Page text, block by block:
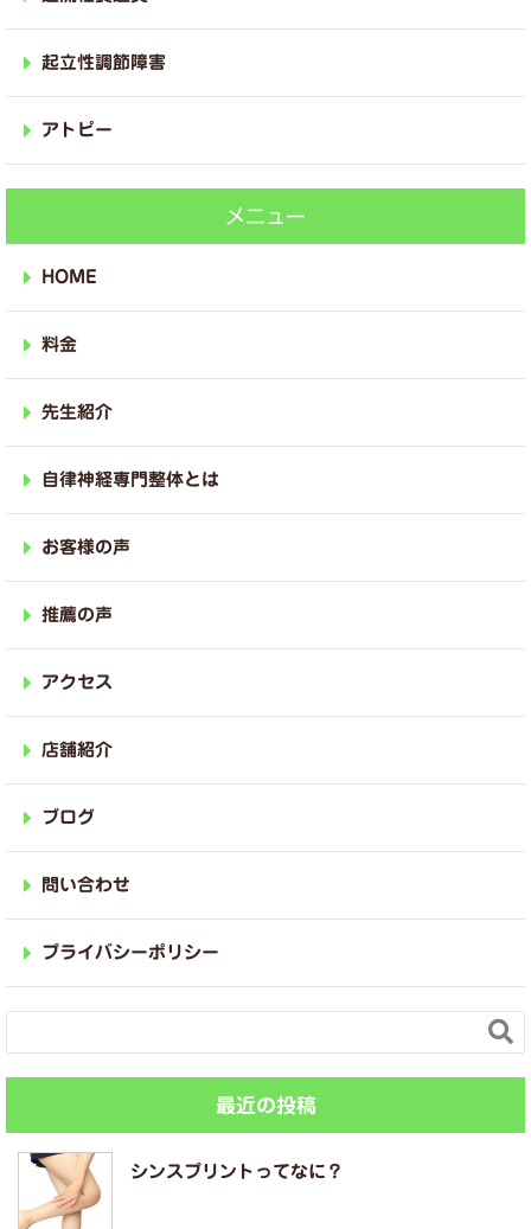
起立性調節障害
アトピー
メニュー
HOME
料金
先生紹介
自律神経専門整体とは
お客様の声
推薦の声
アクセス
店舗紹介
ブログ
問い合わせ
プライバシーポリシー

最近の投稿
シンスプリントってなに？